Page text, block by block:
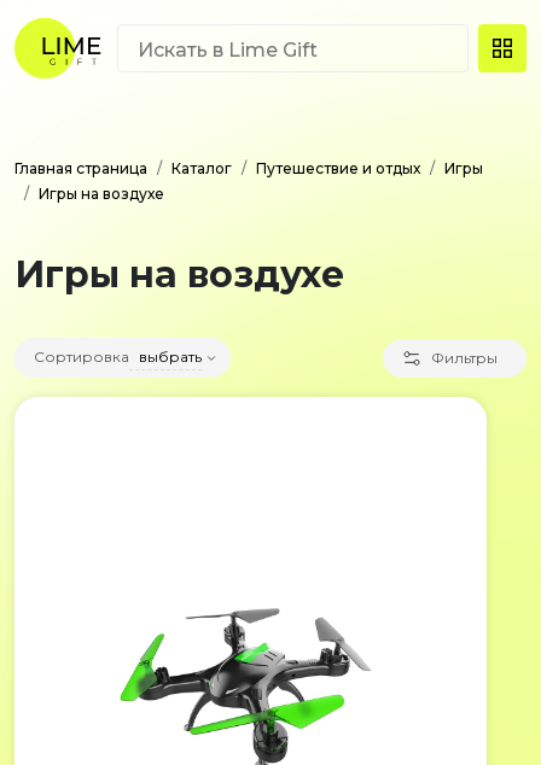
Главная страница Каталог Путешествие и отдых
Игры
Игры на воздухе
Игры на воздухе
Сортировка выбрать Фильтры